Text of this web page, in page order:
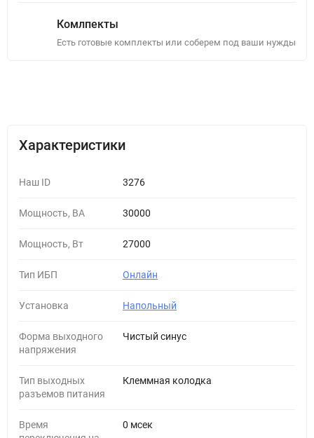
Комлпекты
Есть готовые комплекты или соберем под ваши нужды
Характеристики
Наш ID 3276
Мощность, ВА 30000
Мощность, Вт 27000
Тип ИБП Онлайн
Установка Напольный
Форма выходного
напряжения
Чистый синус
Тип выходных
разъемов питания
Клеммная колодка
Время
0 мсек